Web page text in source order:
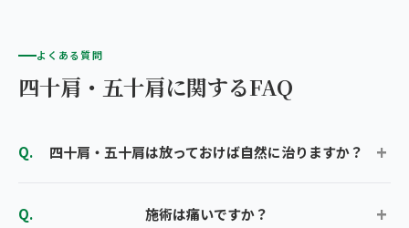
よくある質問
四十肩・五十肩に関するFAQ
四十肩・五十肩は放っておけば自然に治りますか？
施術は痛いですか？